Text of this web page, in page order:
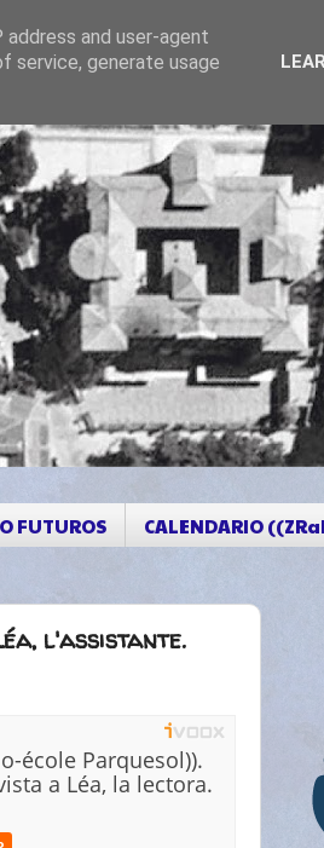
FUTUROS CALENDARIO
l'assistante.
and user-agent
service, generate usage